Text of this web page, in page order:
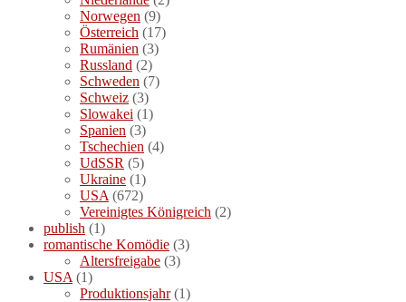
Norwegen (9)
Österreich (17)
Rumänien (3)
Russland (2)
Schweden (7)
Schweiz (3)
Slowakei (1)
Spanien (3)
Tschechien (4)
UdSSR (5)
Ukraine (1)
USA (672)
Vereinigtes Königreich (2)
publish (1)
romantische Komödie (3)
Altersfreigabe (3)
USA (1)
Produktionsjahr(1)